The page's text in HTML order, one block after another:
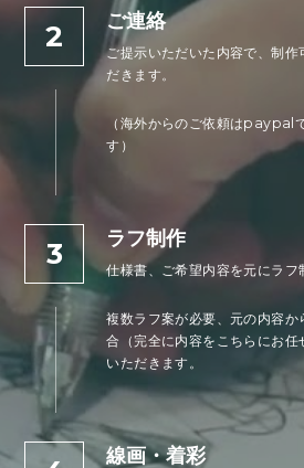
2 ご連絡
ご提示いただいた内容で、制作
だきます。
（海外からのご依頼はpaypal
す）
3 ラフ制作
仕様書、ご希望内容を元にラフ
複数ラフ案が必要、元の内容
合（完全に内容をこちらにお
いただきます。
線画・着彩